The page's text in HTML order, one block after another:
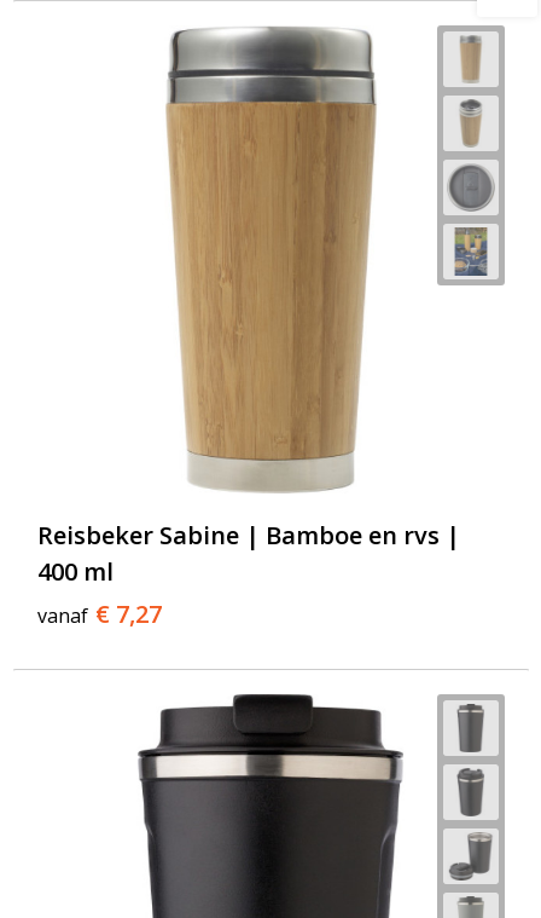
Reisbeker Sabine | Bamboe en rvs |
400 ml
vanaf € 7,27